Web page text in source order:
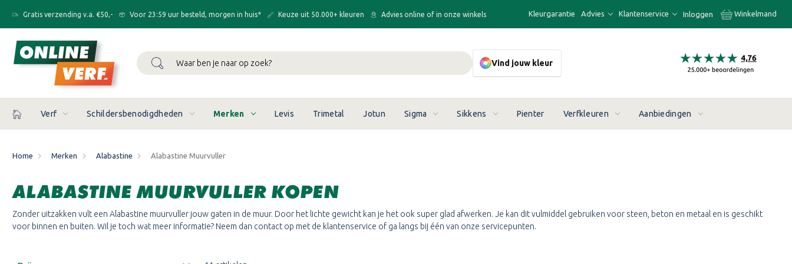
Gratis verzending v.a. €50,- Voor 23:59 uur besteld, morgen in huis* Keuze uit 50.000+ kleuren Advies online of in onze winkels Kleurgarantie Advies Klantenservice Inloggen Winkelmand
Zoeken
Vind jouw kleur
Verf Schildersbenodigdheden Merken Levis Trimetal Jotun Sigma Sikkens Pienter Verfkleuren Aanbiedingen
Home Merken Alabastine Alabastine Muurvuller
ALABASTINE MUURVULLER KOPEN
Zonder uitzakken vult een Alabastine muurvuller jouw gaten in de muur. Door het lichte gewicht kan je het ook super glad afwerken. Je kan dit vulmiddel gebruiken voor steen, beton en metaal en is geschikt
voor binnen en buiten. Wil je toch wat meer informatie? Neem dan contact op met de klantenservice of ga langs bij één van onze servicepunten.